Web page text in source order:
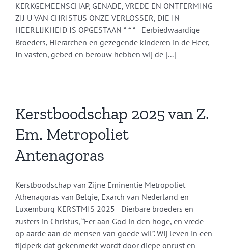
KERKGEMEENSCHAP, GENADE, VREDE EN ONTFERMING
ZIJ U VAN CHRISTUS ONZE VERLOSSER, DIE IN
HEERLIJKHEID IS OPGESTAAN * * * Eerbiedwaardige
Broeders, Hierarchen en gezegende kinderen in de Heer,
In vasten, gebed en berouw hebben wij de [...]
Kerstboodschap 2025 van Z.
Em. Metropoliet
Antenagoras
Kerstboodschap van Zijne Eminentie Metropoliet
Athenagoras van Belgie, Exarch van Nederland en
Luxemburg KERSTMIS 2025 Dierbare broeders en
zusters in Christus, “Eer aan God in den hoge, en vrede
op aarde aan de mensen van goede wil”. Wij leven in een
tijdperk dat gekenmerkt wordt door diepe onrust en